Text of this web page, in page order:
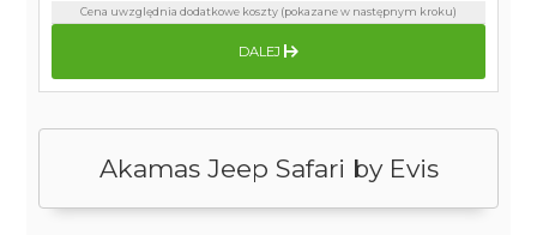
Akamas Jeep Safari by Evis
Cena uwzględnia dodatkowe koszty (pokazane w następnym kroku)
DALEJ